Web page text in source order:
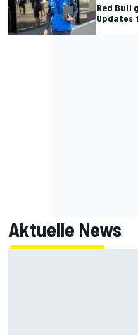
Red Bull
Updates
Aktuelle News